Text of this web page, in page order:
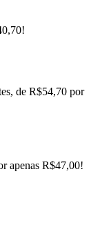
de R$54,70 por
apenas R$47,00!